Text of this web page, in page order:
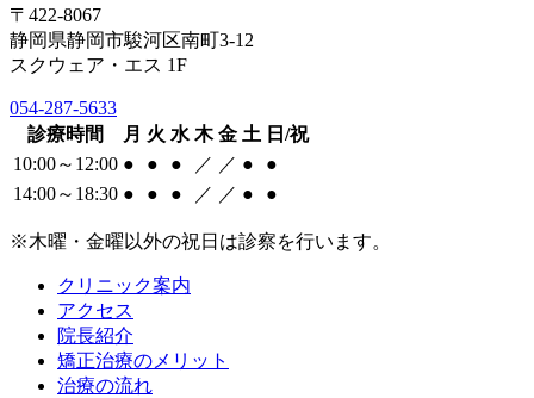
〒422-8067
静岡県静岡市駿河区南町3-12
スクウェア・エス 1F
054-287-5633
診療時間
月 火 水 木 金 土 日/祝
10:00～12:00 ● ● ● ／ ／ ●
●
14:00～18:30 ● ● ● ／ ／ ● ●
※木曜・金曜以外の祝日は診察を行います。
クリニック案内
アクセス
院長紹介
矯正治療のメリット
治療の流れ